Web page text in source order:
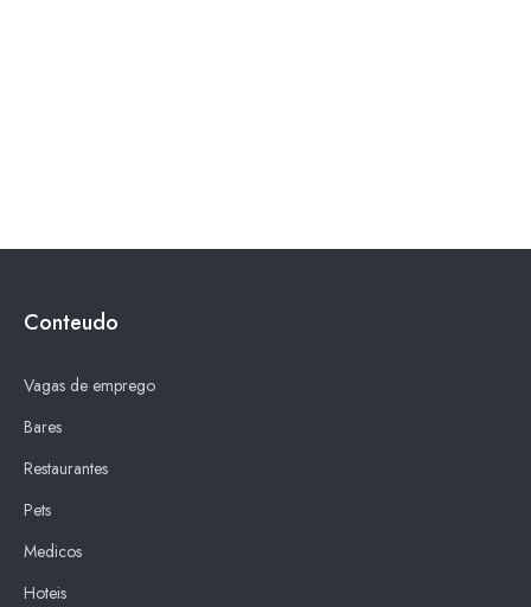
Conteudo
Vagas de emprego
Bares
Restaurantes
Pets
Medicos
Hoteis